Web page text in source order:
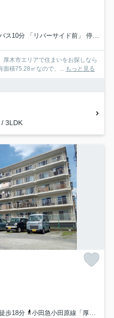
10分 「リバーサイド前」 停歩2分
木市エリアで住まいをお探しなら
面積75.28㎡なので、... もっと見る
3LDK
歩18分
小田急小田原線「厚木」駅 徒歩38分